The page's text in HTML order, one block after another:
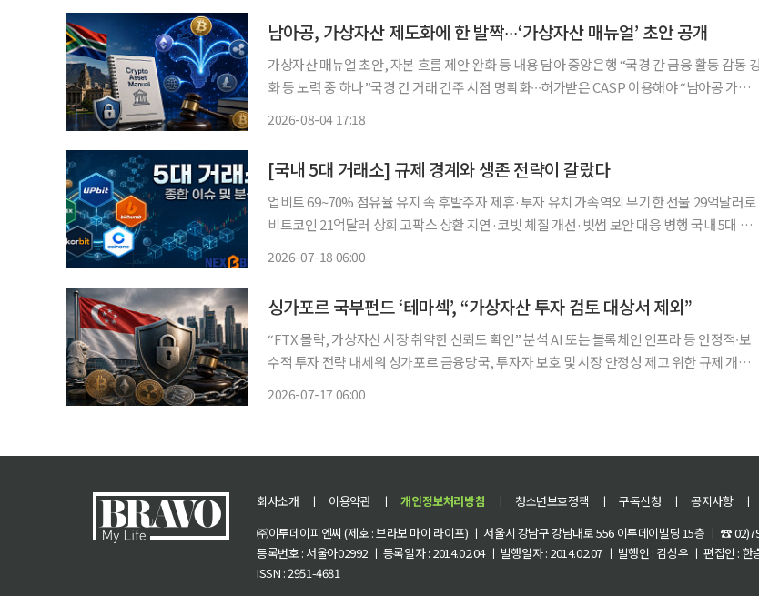
남아공, 가상자산 제도화에 한 발짝∙∙∙‘가상자산 매뉴얼’ 초안 공개
가상자산 매뉴얼 초안, 자본 흐름 제안 완화 등 내용 담아 중앙은행 “국경 간 금융 활동 감동
화 등 노력 중 하나”국경 간 거래 간주 시점 명확화∙∙∙허가받은 CASP 이용해야 “남아공 가상
2026-08-04 17:18
[국내 5대 거래소] 규제 경계와 생존 전략이 갈랐다
업비트 69~70% 점유율 유지 속 후발주자 제휴·투자 유치 가속역외 무기한 선물 29억달러로
비트코인 21억달러 상회 고팍스 상환 지연·코빗 체질 개선·빗썸 보안 대응 병행 국내 5대 가
2026-07-18 06:00
싱가포르 국부펀드 ‘테마섹’, “가상자산 투자 검토 대상서 제외”
“FTX 몰락, 가상자산 시장 취약한 신뢰도 확인” 분석 AI 또는 블록체인 인프라 등 안정적∙보
수적 투자 전략 내세워 싱가포르 금융당국, 투자자 보호 및 시장 안정성 제고 위한 규제 개선
2026-07-17 06:00
회사소개 ㅣ 이용약관 ㅣ 개인정보처리방침 ㅣ 청소년보호정책 ㅣ 구독신청 ㅣ 공지사항 ㅣ
㈜이투데이피엔씨 (제호 : 브라보 마이 라이프) ㅣ 서울시 강남구 강남대로 556 이투데이빌딩 15층 ㅣ ☎
등록번호 : 서울아02992 ㅣ 등록일자 : 2014.02.04 ㅣ 발행일자 : 2014.02.07 ㅣ 발행인 : 김상우 ㅣ 편집인 :
ISSN : 2951-4681